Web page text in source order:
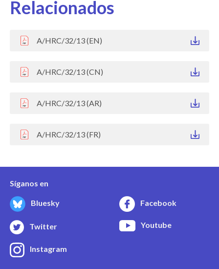
Relacionados
A/HRC/32/13 (EN)
A/HRC/32/13 (CN)
A/HRC/32/13 (AR)
A/HRC/32/13 (FR)
Síganos en
Bluesky Facebook
Twitter Youtube
Instagram